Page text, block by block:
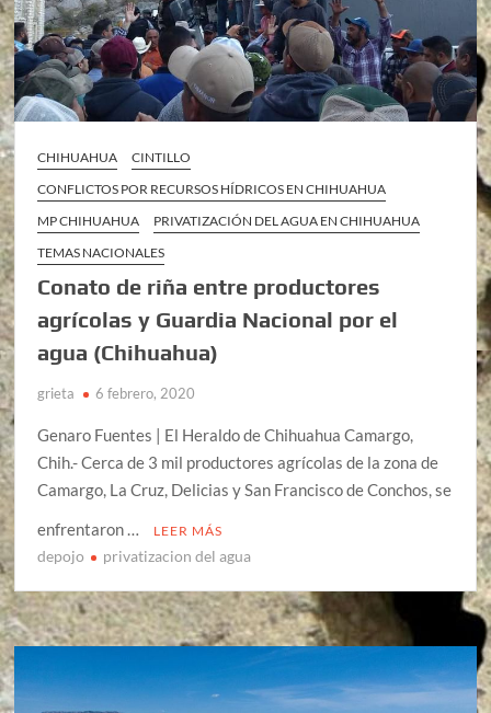
CHIHUAHUA
CINTILLO
CONFLICTOS POR RECURSOS HÍDRICOS EN CHIHUAHUA
MP CHIHUAHUA
PRIVATIZACIÓN DEL AGUA EN CHIHUAHUA
TEMAS NACIONALES
Conato de riña entre productores
agrícolas y Guardia Nacional por el
agua (Chihuahua)
grieta 6 febrero, 2020
Genaro Fuentes | El Heraldo de Chihuahua Camargo,
Chih.- Cerca de 3 mil productores agrícolas de la zona de
Camargo, La Cruz, Delicias y San Francisco de Conchos, se
enfrentaron …
LEER MÁS
depojo privatizacion del agua